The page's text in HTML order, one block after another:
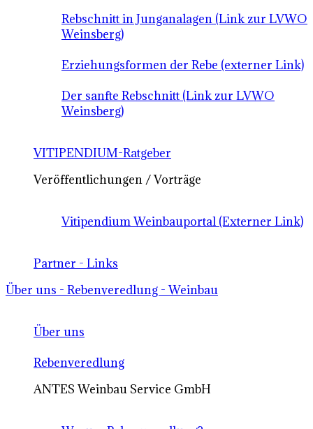
Rebschnitt in Junganalagen (Link zur LVWO
Weinsberg)
Erziehungsformen der Rebe (externer Link)
Der sanfte Rebschnitt (Link zur LVWO
Weinsberg)
VITIPENDIUM-Ratgeber
Veröffentlichungen / Vorträge
Vitipendium Weinbauportal (Externer Link)
Partner - Links
Über uns - Rebenveredlung - Weinbau
Über uns
Rebenveredlung
ANTES Weinbau Service GmbH